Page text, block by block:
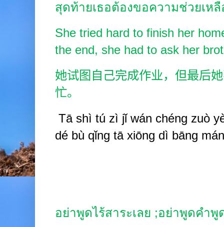
สุดท้ายเธอต้องขอความช่วยเห
She tried hard to finish her
the end, she had to ask her
她试图自己完成作业，但最后
忙。
Tā shì tú zì jǐ wán chéng zuò
dé bù qǐng tā xiōng dì bāng
อย่าพูดไร้สาระเลย ;อย่าพูดคำพู